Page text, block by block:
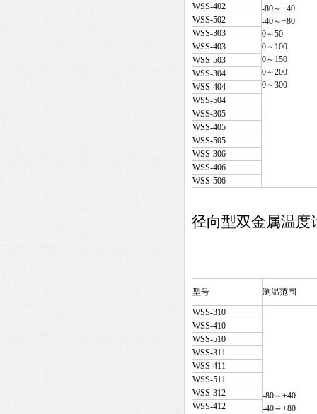
-80～+40
-40～+80
0～50
0～100
0～150
0～200
0～300
WSS-402
WSS-502
WSS-303
WSS-403
WSS-503
WSS-304
WSS-404
WSS-504
WSS-305
WSS-405
WSS-505
WSS-306
WSS-406
WSS-506
径向型双金属温度
型号 测温范围
WSS-310
-80～+40
-40～+80
WSS-410
WSS-510
WSS-311
WSS-411
WSS-511
WSS-312
WSS-412